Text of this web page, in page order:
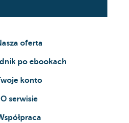
oferta
po ebookach
konto
O serwisie